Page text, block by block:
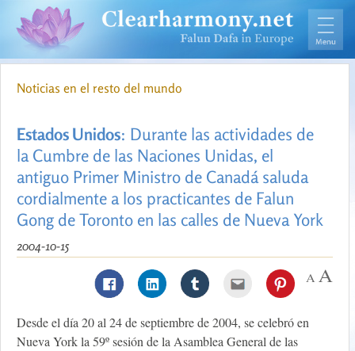
Noticias en el resto del mundo
Estados Unidos: Durante las actividades de
la Cumbre de las Naciones Unidas, el
antiguo Primer Ministro de Canadá saluda
cordialmente a los practicantes de Falun
Gong de Toronto en las calles de Nueva York
2004-10-15
Desde el día 20 al 24 de septiembre de 2004, se celebró en
Nueva York la 59º sesión de la Asamblea General de las